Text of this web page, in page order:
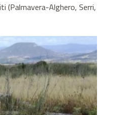
(Palmavera-Alghero, Serri,